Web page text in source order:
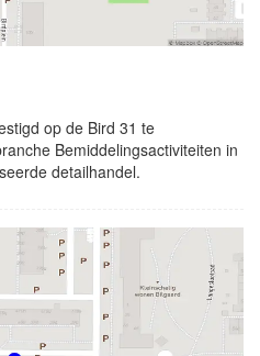
op de Bird 31 te
Bemiddelingsactiviteiten in
detailhandel.